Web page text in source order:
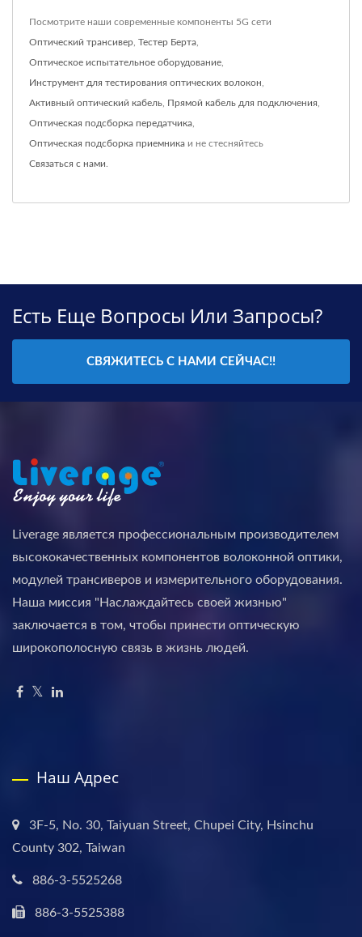
Посмотрите наши современные компоненты 5G сети
Оптический трансивер Тестер Берта
Оптическое испытательное оборудование
Инструмент для тестирования оптических волокон
Активный оптический кабель Прямой кабель для подключения
Оптическая подсборка передатчика
Оптическая подсборка приемника и не стесняйтесь
Связаться с нами
Есть Еще Вопросы Или Запросы?
СВЯЖИТЕСЬ С НАМИ СЕЙЧАС!!
Liverage является профессиональным производителем
высококачественных компонентов волоконной оптики,
модулей трансиверов и измерительного оборудования.
Наша миссия "Наслаждайтесь своей жизнью"
заключается в том, чтобы принести оптическую
широкополосную связь в жизнь людей.
Наш Адрес
3F-5, No. 30, Taiyuan Street, Chupei City, Hsinchu
County 302, Taiwan
886-3-5525268
886-3-5525388